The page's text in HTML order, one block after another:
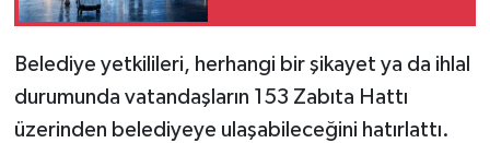
Belediye yetkilileri, herhangi bir şikayet ya da ihlal
durumunda vatandaşların 153 Zabıta Hattı
üzerinden belediyeye ulaşabileceğini hatırlattı.